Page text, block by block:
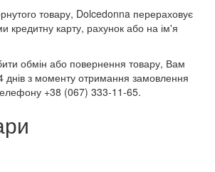
товару, Dolcedonna перераховує
кредитну карту, рахунок або на ім'я
обмін або повернення товару, Вам
днів з моменту отримання замовлення
+38 (067) 333-11-65.